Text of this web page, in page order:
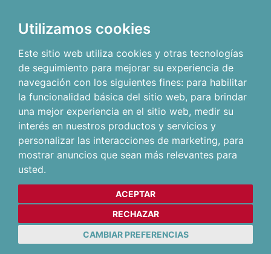
Utilizamos cookies
Este sitio web utiliza cookies y otras tecnologías
de seguimiento para mejorar su experiencia de
navegación con los siguientes fines: para habilitar
la funcionalidad básica del sitio web, para brindar
una mejor experiencia en el sitio web, medir su
interés en nuestros productos y servicios y
personalizar las interacciones de marketing, para
mostrar anuncios que sean más relevantes para
usted.
ACEPTAR
RECHAZAR
CAMBIAR PREFERENCIAS